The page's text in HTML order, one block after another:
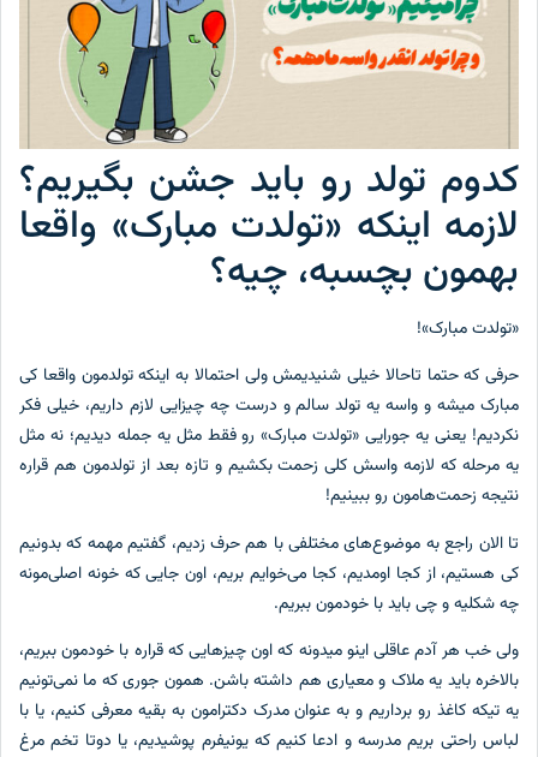
کدوم تولد رو باید جشن بگیریم؟
لازمه اینکه «تولدت مبارک» واقعا
بهمون بچسبه، چیه؟
«تولدت مبارک»!
حرفی که حتما تاحالا خیلی شنیدیمش ولی احتمالا به اینکه تولدمون واقعا کی
مبارک میشه و واسه یه تولد سالم و درست چه چیزایی لازم داریم، خیلی فکر
نکردیم! یعنی یه جورایی «تولدت مبارک» رو فقط مثل یه جمله دیدیم؛ نه مثل
یه مرحله که لازمه واسش کلی زحمت بکشیم و تازه بعد از تولدمون هم قراره
نتیجه زحمت‌هامون رو ببینیم!
تا الان راجع به موضوع‌های مختلفی با هم حرف زدیم، گفتیم مهمه که بدونیم
کی هستیم، از کجا اومدیم، کجا می‌خوایم بریم، اون جایی که خونه اصلی‌مونه
چه شکلیه و چی باید با خودمون ببریم.
ولی خب هر آدم عاقلی اینو میدونه که اون چیزهایی که قراره با خودمون ببریم،
بالاخره باید یه ملاک و معیاری هم داشته باشن. همون جوری که ما نمی‌تونیم
یه تیکه کاغذ رو برداریم و به عنوان مدرک دکترامون به بقیه معرفی کنیم، یا با
لباس راحتی بریم مدرسه و ادعا کنیم که یونیفرم پوشیدیم، یا دوتا تخم مرغ